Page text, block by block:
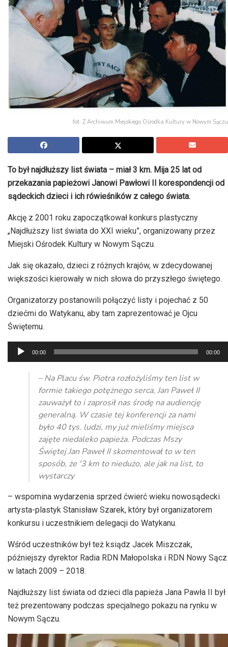
fot. Z Archiwum Miejskiego Ośrodka Kultury w Nowym Sączu
To był najdłuższy list świata – miał 3 km. Mija 25 lat od
przekazania papieżowi Janowi Pawłowi II korespondencji od
sądeckich dzieci i ich rówieśników z całego świata.
Akcję z 2001 roku zapoczątkował konkurs plastyczny
„Najdłuższy list świata do XXI wieku”, organizowany przez
Miejski Ośrodek Kultury w Nowym Sączu.
Jak się okazało, dzieci z różnych krajów, w zdecydowanej
większości kierowały w nich słowa do przyszłego świętego.
Organizatorzy postanowili połączyć listy i pojechać z 50
dziećmi do Watykanu, aby tam zaprezentować je Ojcu
Świętemu.
Odtwarzacz
plików
dźwiękowych
00:00 00:00
– Na Placu św. Piotra rozłożyliśmy ten list w
formie takiego potężnego serca, Jan Paweł II
zauważył to i zaprosił nas środę na audiencję
generalną. W czasie tej konferencji za nami
było 40 tys. ludzi, my już mieliśmy miejsca
zajęte niedaleko papieża. Podczas Mszy
Świętej Jan Paweł II skomentował to w ten
sposób, że '3 km to niedużo, ale jak na list, to
wystarczy
– wspomina wydarzenia sprzed ćwierć wieku nowosądecki
artysta-plastyk Stanisław Szarek, który był organizatorem
konkursu i uczestnikiem delegacji do Watykanu.
Wśród uczestników był też ksiądz Jacek Miszczak,
późniejszy dyrektor Radia RDN Małopolska i RDN Nowy Sącz
w latach 2009 – 2018.
Najdłuższy list świata od dzieci dla papieża Jana Pawła II był
też prezentowany podczas specjalnego pokazu na rynku w
Nowym Sączu.
Odtwarzacz